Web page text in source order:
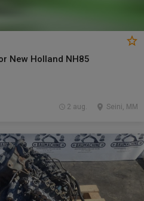
New Holland NH85
Seini, MM
2 aug.